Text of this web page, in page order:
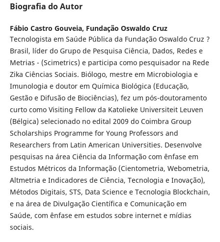
Biografia do Autor
Fábio Castro Gouveia, Fundação Oswaldo Cruz
Tecnologista em Saúde Pública da Fundação Oswaldo Cruz ?
Brasil, líder do Grupo de Pesquisa Ciência, Dados, Redes e
Metrias - (Scimetrics) e participa como pesquisador na Rede
Zika Ciências Sociais. Biólogo, mestre em Microbiologia e
Imunologia e doutor em Química Biológica (Educação,
Gestão e Difusão de Biociências), fez um pós-doutoramento
curto como Visiting Fellow da Katolieke Universiteit Leuven
(Bélgica) selecionado no edital 2009 do Coimbra Group
Scholarships Programme for Young Professors and
Researchers from Latin American Universities. Desenvolve
pesquisas na área Ciência da Informação com ênfase em
Estudos Métricos da Informação (Cientometria, Webometria,
Altmetria e Indicadores de Ciência, Tecnologia e Inovação),
Métodos Digitais, STS, Data Science e Tecnologia Blockchain,
e na área de Divulgação Científica e Comunicação em
Saúde, com ênfase em estudos sobre internet e mídias
sociais.